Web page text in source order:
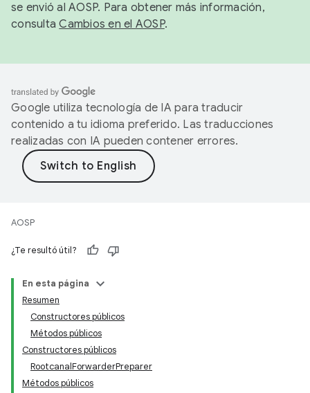
se envió al AOSP. Para obtener más información,
consultaCambios en el AOSP.
Google utiliza tecnología de IA para traducir
contenido a tu idioma preferido. Las traducciones
realizadas con IA pueden contener errores.
AOSP
¿Te resultó útil?
En esta página
Resumen
Constructores públicos
Métodos públicos
Constructores públicos
RootcanalForwarderPreparer
Métodos públicos